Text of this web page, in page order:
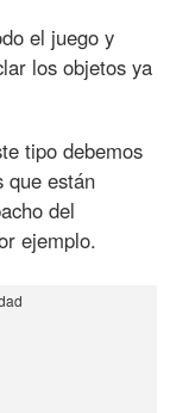
el juego y
los objetos ya
tipo debemos
que están
del
ejemplo.